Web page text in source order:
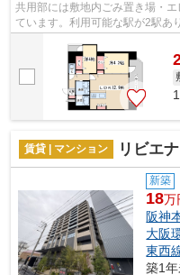
共用部には敷地内ごみ置き場・
ています。利用可能な駅が2駅あ
賃貸 | マンション リビエ
新築
18万
阪神
大阪
東西
築1